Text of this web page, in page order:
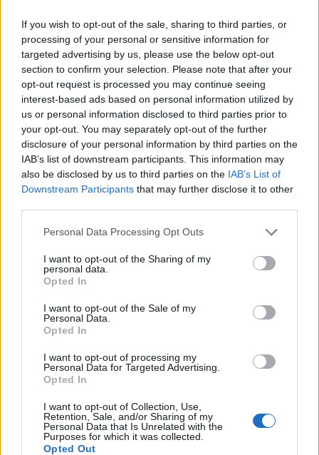
If you wish to opt-out of the sale, sharing to third parties, or
processing of your personal or sensitive information for
targeted advertising by us, please use the below opt-out
section to confirm your selection. Please note that after your
opt-out request is processed you may continue seeing
interest-based ads based on personal information utilized by
us or personal information disclosed to third parties prior to
your opt-out. You may separately opt-out of the further
disclosure of your personal information by third parties on the
IAB’s list of downstream participants. This information may
also be disclosed by us to third parties on the IAB’s List of
Downstream Participants that may further disclose it to other
Please note that this website/app uses one or more Google
not limited to your visit or usage behaviour. You may click to
grant or deny consent to Google and its third-party tags to
use your data for below specified purposes in below Google
consent section.
Personal Data Processing Opt Outs
I want to opt-out of the Sharing of my
personal data.
Opted In
I want to opt-out of the Sale of my
Personal Data.
Opted In
I want to opt-out of processing my
Personal Data for Targeted Advertising.
Opted In
I want to opt-out of Collection, Use,
Retention, Sale, and/or Sharing of my
Personal Data that Is Unrelated with the
Purposes for which it was collected.
Opted Out
mikor és hol keletkezett az élet, de bizonyos, hogy
akkor és ott született a halál is” (7.). Az apát mindig
titok és idegenség vette körül. Ezt csak elmélyítette,
hogy szobájába új ablakokat vágatott a tetőn, és az
ajtókba is tejüveget tétetett. A beszűrődő fény, a
ragyogás módot adott a gyermeki képzelőerő
beindítására.
A fiú előbb meg szeretett volna felelni az apa
elvárásainak: „Benyitok a műterembe, és mielőtt
apám kinyithatná a száját, illedelmes, de határozott
hangon beszólok az ajtóból: én is festeni szeretnék.
Apám kezében megáll az ecset” (33.). Később viszont
tisztes távolból figyeli a tejüveget, s mögötte a fiatal
egyetemista lányokat, amint modellt állnak apjának,
s meztelen alakjukból átsejlik valami, amit a vágy
kiegészít (akárha egy művészfilm lenne), hogy
beindítsa a kamaszodó fiúban a férfivá válás
folyamatát. Itt szívja magába a ledérség illatát, s
felnőttként sem lesz képes tartós, komoly
kapcsolatra. De az üveg élménye megmarad.
Vendégszobája ablakán kitekintve, az áttetsző ködbe
révedve emlékezik később is, miközben az
ablaküvegnek mondja fel töredékes múltját, előre és
hátra ugrálva az időben, hogy végre megírhassa ezt
az összetett emberi kapcsolatot feldolgozó
aparegényt. E narrátori pozíció többször tér vissza a
könyvben.